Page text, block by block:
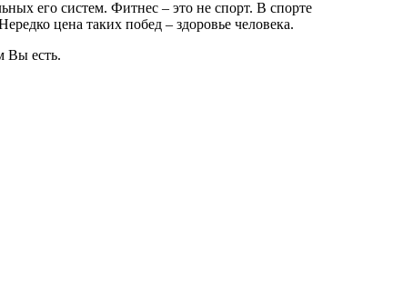
его систем. Фитнес – это не спорт. В спорте
цена таких побед – здоровье человека.
Вы есть.